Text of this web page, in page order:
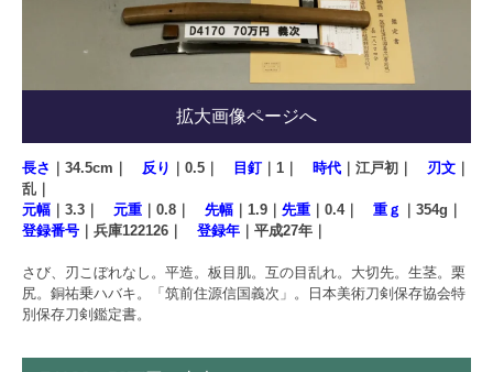
拡大画像ページへ
長さ ｜34.5cm｜ 反り ｜0.5｜ 目釘 ｜1｜ 時代 ｜江戸初｜ 刃文 ｜
乱｜
元幅 ｜3.3｜ 元重 ｜0.8｜ 先幅 ｜1.9｜ 先重 ｜0.4｜ 重ｇ ｜354g｜
登録番号 ｜兵庫122126｜ 登録年 ｜平成27年｜
さび、刃こぼれなし。平造。板目肌。互の目乱れ。大切先。生茎。栗
尻。銅祐乗ハバキ。「筑前住源信国義次」。日本美術刀剣保存協会特
別保存刀剣鑑定書。